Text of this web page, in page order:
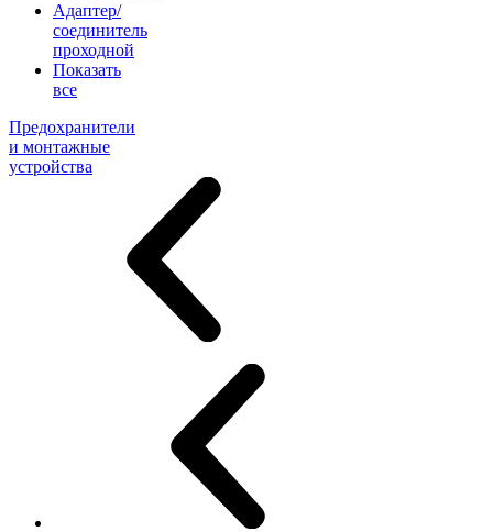
Адаптер/
соединитель
проходной
Показать
все
Предохранители
и монтажные
устройства